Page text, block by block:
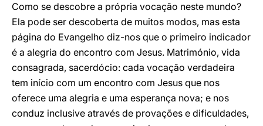
Como se descobre a própria vocação neste mundo?
Ela pode ser descoberta de muitos modos, mas esta
página do Evangelho diz-nos que o primeiro indicador
é a alegria do encontro com Jesus. Matrimónio, vida
consagrada, sacerdócio: cada vocação verdadeira
tem início com um encontro com Jesus que nos
oferece uma alegria e uma esperança nova; e nos
conduz inclusive através de provações e dificuldades,